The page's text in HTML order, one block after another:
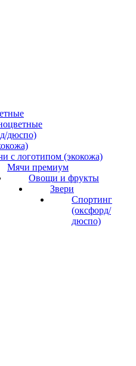
дюспо)
с логотипом (экокожа)
Мячи премиум
Овощи и фрукты
Звери
Спортинг
(оксфорд/
дюспо)